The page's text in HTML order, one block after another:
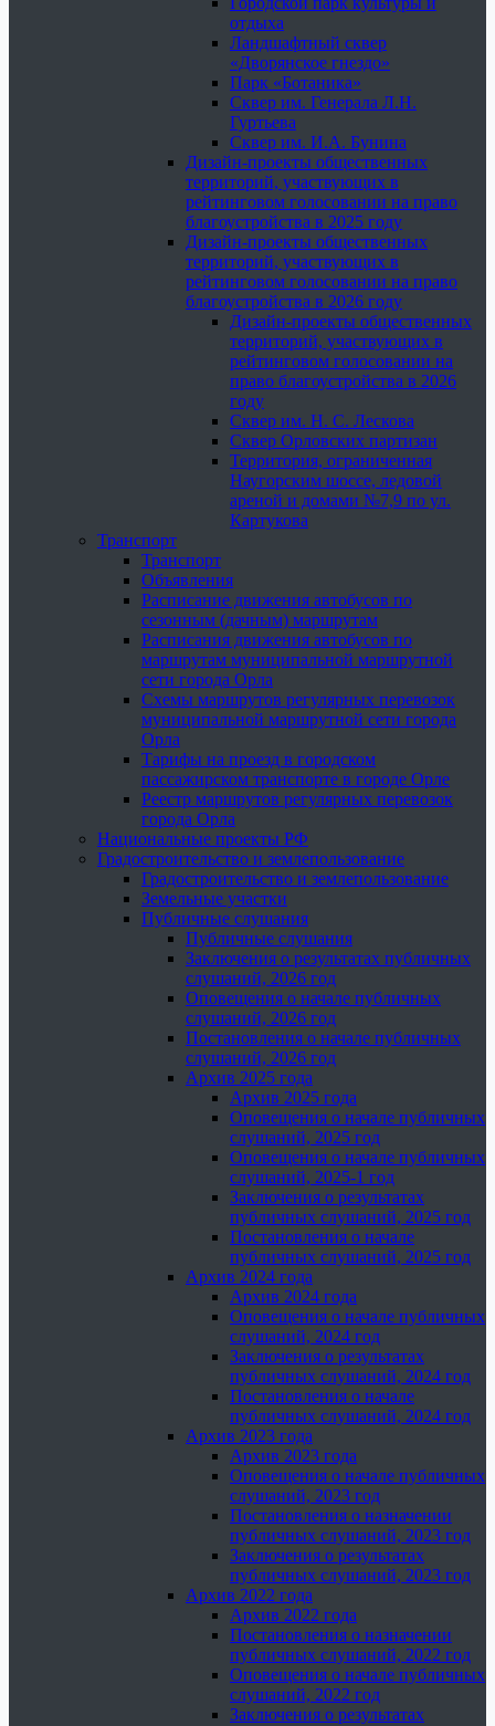
отдыха
Ландшафтный сквер
«Дворянское гнездо»
Парк «Ботаника»
Сквер им. Генерала Л.Н.
Гуртьева
Сквер им. И.А. Бунина
Дизайн-проекты общественных
территорий, участвующих в
рейтинговом голосовании на право
благоустройства в 2025 году
Дизайн-проекты общественных
территорий, участвующих в
рейтинговом голосовании на право
благоустройства в 2026 году
Дизайн-проекты общественных
территорий, участвующих в
рейтинговом голосовании на
право благоустройства в 2026
году
Сквер им. Н. С. Лескова
Сквер Орловских партизан
Территория, ограниченная
Наугорским шоссе, ледовой
ареной и домами №7,9 по ул.
Картукова
Транспорт
Транспорт
Объявления
Расписание движения автобусов по
сезонным (дачным) маршрутам
Расписания движения автобусов по
маршрутам муниципальной маршрутной
сети города Орла
Схемы маршрутов регулярных перевозок
муниципальной маршрутной сети города
Орла
Тарифы на проезд в городском
пассажирском транспорте в городе Орле
Реестр маршрутов регулярных перевозок
города Орла
Национальные проекты РФ
Градостроительство и землепользование
Градостроительство и землепользование
Земельные участки
Публичные слушания
Публичные слушания
Заключения о результатах публичных
слушаний, 2026 год
Оповещения о начале публичных
слушаний, 2026 год
Постановления о начале публичных
слушаний, 2026 год
Архив 2025 года
Архив 2025 года
Оповещения о начале публичных
слушаний, 2025 год
Оповещения о начале публичных
слушаний, 2025-1 год
Заключения о результатах
публичных слушаний, 2025 год
Постановления о начале
публичных слушаний, 2025 год
Архив 2024 года
Архив 2024 года
Оповещения о начале публичных
слушаний, 2024 год
Заключения о результатах
публичных слушаний, 2024 год
Постановления о начале
публичных слушаний, 2024 год
Архив 2023 года
Архив 2023 года
Оповещения о начале публичных
слушаний, 2023 год
Постановления о назначении
публичных слушаний, 2023 год
Заключения о результатах
публичных слушаний, 2023 год
Архив 2022 года
Архив 2022 года
Постановления о назначении
публичных слушаний, 2022 год
Оповещения о начале публичных
слушаний, 2022 год
Заключения о результатах